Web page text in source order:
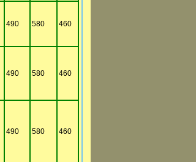
490 580 460
490 580 460
490 580 460